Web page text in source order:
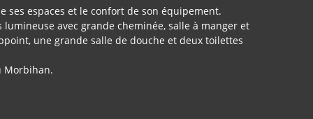
ses espaces et le confort de son équipement.
avec grande cheminée, salle à manger et
une grande salle de douche et deux toilettes
Morbihan.